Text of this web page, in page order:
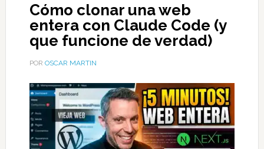
Cómo clonar una web
entera con Claude Code (y
que funcione de verdad)
POR OSCAR MARTIN